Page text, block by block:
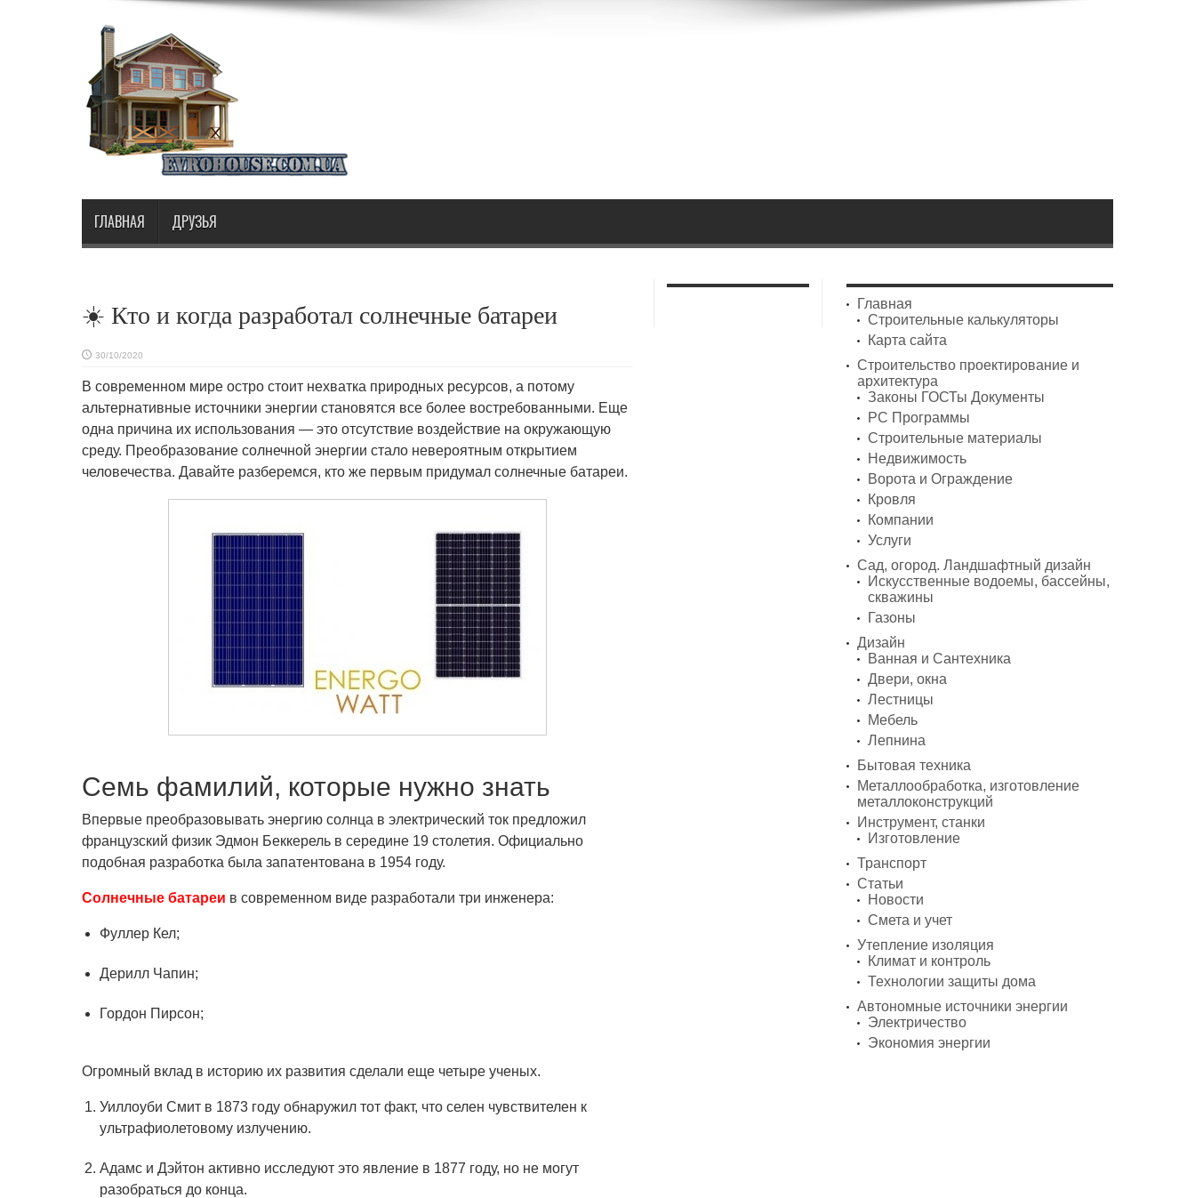
ГЛАВНАЯ ДРУЗЬЯ
☀️ Кто и когда разработал солнечные батареи
30/10/2020
В современном мире остро стоит нехватка природных ресурсов, а потому
альтернативные источники энергии становятся все более востребованными. Еще
одна причина их использования — это отсутствие воздействие на окружающую
среду. Преобразование солнечной энергии стало невероятным открытием
человечества. Давайте разберемся, кто же первым придумал солнечные батареи.
Семь фамилий, которые нужно знать
Впервые преобразовывать энергию солнца в электрический ток предложил
французский физик Эдмон Беккерель в середине 19 столетия. Официально
подобная разработка была запатентована в 1954 году.
Солнечные батареи в современном виде разработали три инженера:
Фуллер Кел;
Дерилл Чапин;
Гордон Пирсон;
Огромный вклад в историю их развития сделали еще четыре ученых.
Уиллоуби Смит в 1873 году обнаружил тот факт, что селен чувствителен к
ультрафиолетовому излучению.
Адамс и Дэйтон активно исследуют это явление в 1877 году, но не могут
разобраться до конца.
Главная
Строительные калькуляторы
Карта сайта
Строительство проектирование и
архитектура
Законы ГОСТы Документы
PC Программы
Строительные материалы
Недвижимость
Ворота и Ограждение
Кровля
Компании
Услуги
Сад, огород. Ландшафтный дизайн
Искусственные водоемы, бассейны,
скважины
Газоны
Дизайн
Ванная и Сантехника
Двери, окна
Лестницы
Мебель
Лепнина
Бытовая техника
Металлообработка, изготовление
металлоконструкций
Инструмент, станки
Изготовление
Транспорт
Статьи
Новости
Смета и учет
Утепление изоляция
Климат и контроль
Технологии защиты дома
Автономные источники энергии
Электричество
Экономия энергии